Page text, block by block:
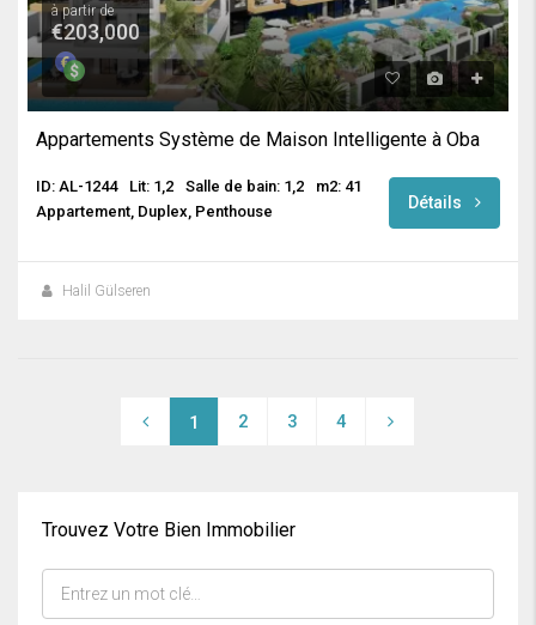
à partir de
€203,000
Appartements Système de Maison Intelligente à Oba
ID: AL-1244 Lit: 1,2 Salle de bain: 1,2
m2: 41
Appartement, Duplex, Penthouse
Détails
Halil Gülseren
1 2 3 4
Trouvez Votre Bien Immobilier